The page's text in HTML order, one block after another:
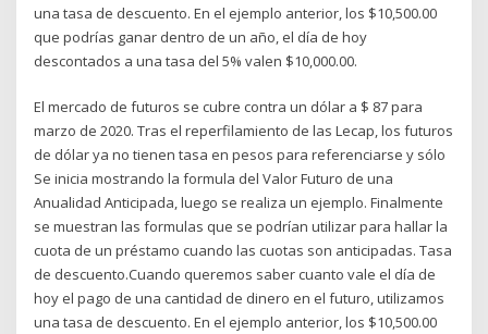
una tasa de descuento. En el ejemplo anterior, los $10,500.00
que podrías ganar dentro de un año, el día de hoy
descontados a una tasa del 5% valen $10,000.00.
El mercado de futuros se cubre contra un dólar a $ 87 para
marzo de 2020. Tras el reperfilamiento de las Lecap, los futuros
de dólar ya no tienen tasa en pesos para referenciarse y sólo
Se inicia mostrando la formula del Valor Futuro de una
Anualidad Anticipada, luego se realiza un ejemplo. Finalmente
se muestran las formulas que se podrían utilizar para hallar la
cuota de un préstamo cuando las cuotas son anticipadas. Tasa
de descuento.Cuando queremos saber cuanto vale el día de
hoy el pago de una cantidad de dinero en el futuro, utilizamos
una tasa de descuento. En el ejemplo anterior, los $10,500.00